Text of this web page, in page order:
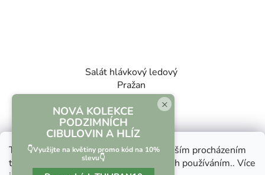
Tento web používá soubory cookie. Dalším procházením
tohoto webu vyjadřujete souhlas s jejich používáním.. Více
Salát hlávkový ledový
Pražan
€1,10
€1,50 (–26 %)
×
NOVÁ KOLEKCE
PODZIMNÍCH
CIBULOVIN A HLÍZ
👇Využijte na květiny promo kód na 10%
slevu👇